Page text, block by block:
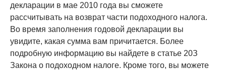
декларации в мае 2010 года вы сможете
рассчитывать на возврат части подоходного налога.
Во время заполнения годовой декларации вы
увидите, какая сумма вам причитается. Более
подробную информацию вы найдете в статье 20З
Закона о подоходном налоге. Кроме того, вы можете